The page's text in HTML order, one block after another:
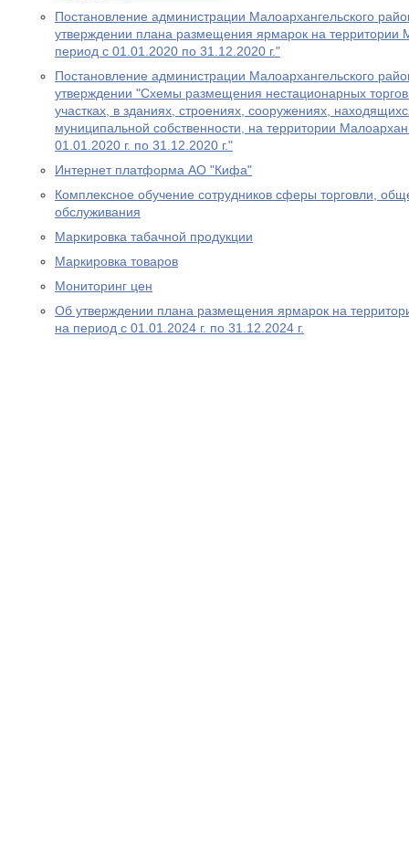
Постановление администрации Малоархангельского
утверждении плана размещения ярмарок на территории
период с 01.01.2020 по 31.12.2020 г."
Постановление администрации Малоархангельского
утверждении "Схемы размещения нестационарных
участках, в зданиях, строениях, сооружениях,
муниципальной собственности, на территории
01.01.2020 г. по 31.12.2020 г."
Интернет платформа АО "Кифа"
Комплексное обучение сотрудников сферы торговли,
обслуживания
Маркировка табачной продукции
Маркировка товаров
Мониторинг цен
Об утверждении плана размещения ярмарок на
на период с 01.01.2024 г. по 31.12.2024 г.